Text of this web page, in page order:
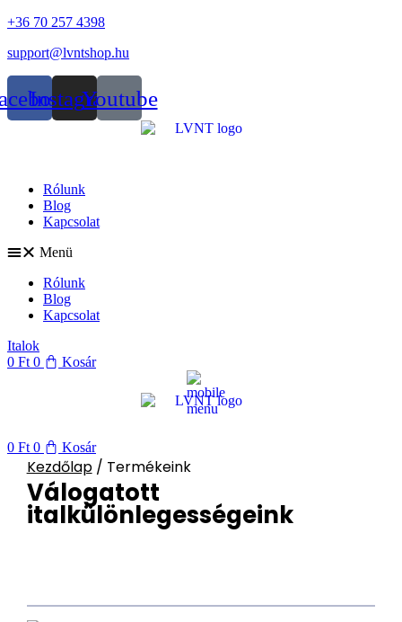
Skip
content
+36 70 257 4398
support@lvntshop.hu
InstagramYoutube
Rólunk
Blog
Kapcsolat
Menü
Rólunk
Blog
Kapcsolat
Italok
0 Ft 0 Kosár
0 Ft 0 Kosár
Kezdőlap/ Termékeink
Válogatott
italkülönlegességeink